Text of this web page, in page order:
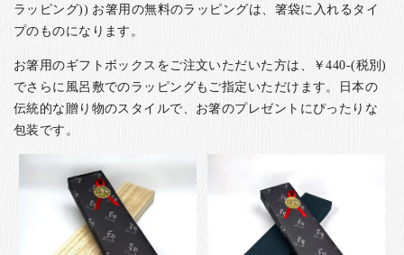
ラッピング)) お箸用の無料のラッピングは、箸袋に入れるタイ
プのものになります。
お箸用のギフトボックスをご注文いただいた方は、￥440-(税別)
でさらに風呂敷でのラッピングもご指定いただけます。日本の
伝統的な贈り物のスタイルで、お箸のプレゼントにぴったりな
包装です。